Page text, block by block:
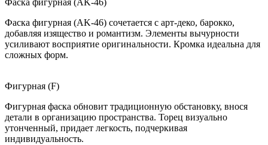
Фаска фигурная (AK-46)
Фаска фигурная (AK-46) сочетается с арт-деко, барокко,
добавляя изящество и романтизм. Элементы вычурности
усиливают восприятие оригинальности. Кромка идеальна для
сложных форм.
Фигурная (F)
Фигурная фаска обновит традиционную обстановку, внося
детали в организацию пространства. Торец визуально
утонченный, придает легкость, подчеркивая
индивидуальность.